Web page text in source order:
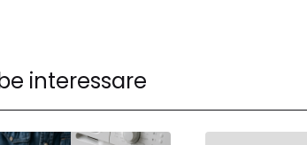
interessare